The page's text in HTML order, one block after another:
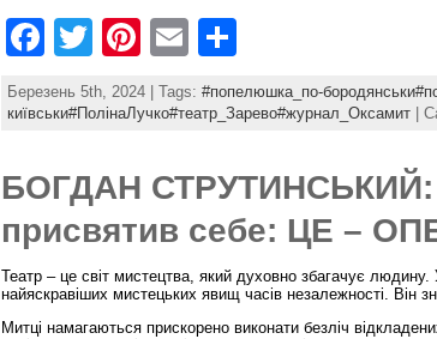
F
c
b
o
o
k
T
w
itt
Pi
nt
er
st
E
m
ai ar
Березень 5th, 2024 | Tags: #попелюшка_по-
київськи#ПолінаЛучко#театр_Зарево#журнал_Оксамит |
БОГДАН СТРУТИНСЬКИЙ: я
присвятив себе: ЦЕ –
Театр – це світ мистецтва, який духовно збагачує
найяскравіших мистецьких явищ часів незалежності. Він
Митці намагаються прискорено виконати безліч